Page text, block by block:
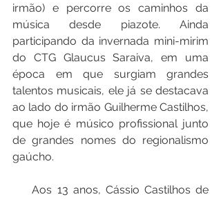
irmão) e percorre os caminhos da
música desde piazote. Ainda
participando da invernada mini-mirim
do CTG Glaucus Saraiva, em uma
época em que surgiam grandes
talentos musicais, ele já se destacava
ao lado do irmão Guilherme Castilhos,
que hoje é músico profissional junto
de grandes nomes do regionalismo
gaúcho.
    Aos 13 anos, Cássio Castilhos de